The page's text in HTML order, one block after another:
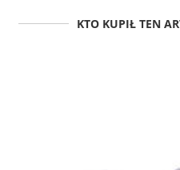
KTO KUPIŁ TEN